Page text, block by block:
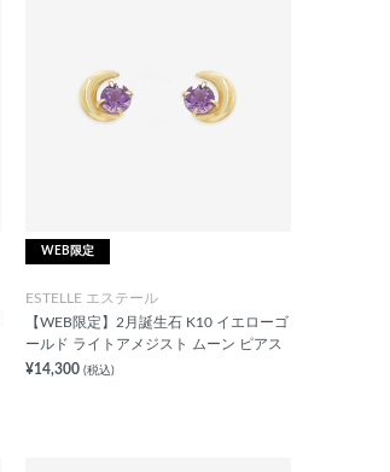
WEB限定
ESTELLE エステール
【WEB限定】2月誕生石 K10 イエローゴ
ールド ライトアメジスト ムーン ピアス
¥14,300 (税込)